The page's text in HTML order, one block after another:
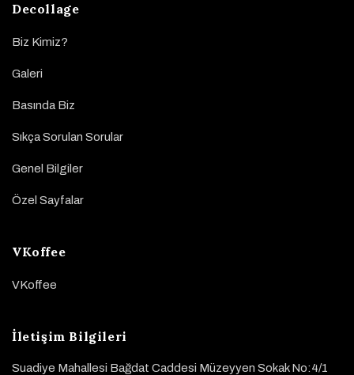
Decollage
Biz Kimiz?
Galeri
Basında Biz
Sıkça Sorulan Sorular
Genel Bilgiler
Özel Sayfalar
VKoffee
VKoffee
İletişim Bilgileri
Suadiye Mahallesi Bağdat Caddesi Müzeyyen Sokak No:4/1